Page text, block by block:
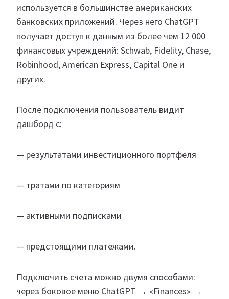
используется в большинстве американских
банковских приложений. Через него ChatGPT
получает доступ к данным из более чем 12 000
финансовых учреждений: Schwab, Fidelity, Chase,
Robinhood, American Express, Capital One и
других.
После подключения пользователь видит
дашборд с:
— результатами инвестиционного портфеля
— тратами по категориям
— активными подписками
— предстоящими платежами.
Подключить счета можно двумя способами:
через боковое меню ChatGPT → «Finances» →